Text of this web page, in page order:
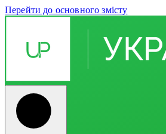
Перейти до основного змісту